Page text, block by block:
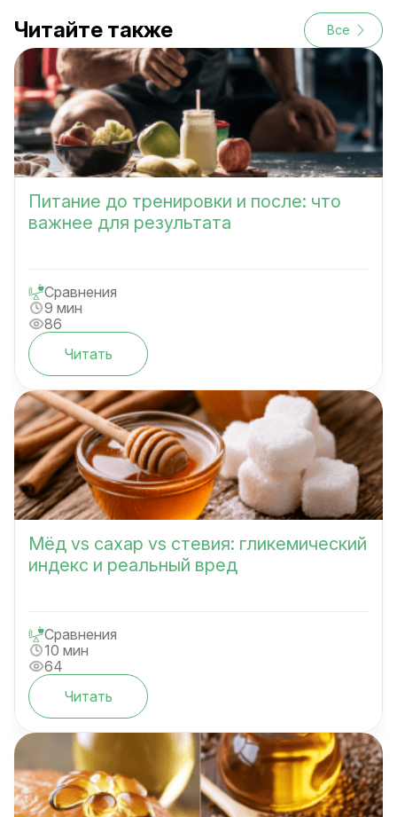
Читайте также Все
Питание до тренировки и после: что
важнее для результата
Сравнения
9 мин
86
Читать
Мёд vs сахар vs стевия: гликемический
индекс и реальный вред
Сравнения
10 мин
64
Читать